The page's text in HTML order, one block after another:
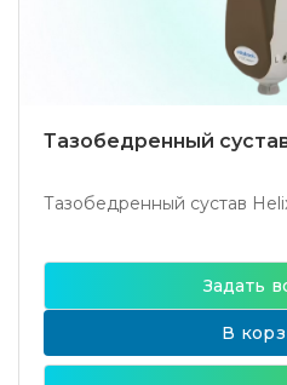
Тазобедренный
Тазобедренный сустав
Задать
В